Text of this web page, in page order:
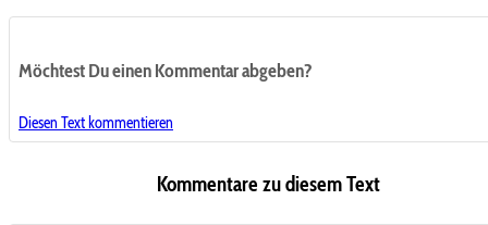
Möchtest Du einen Kommentar abgeben?
Diesen Text kommentieren
Kommentare zu diesem Text